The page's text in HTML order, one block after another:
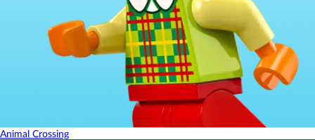
Animal Crossing